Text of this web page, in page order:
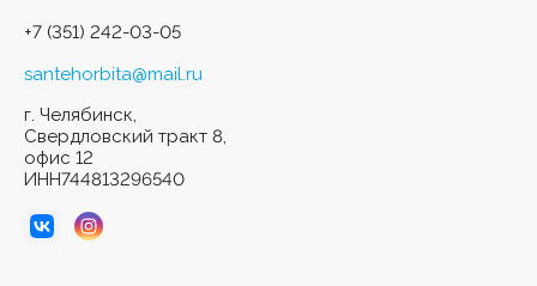
+7 (351) 242-03-05
santehorbita@mail.ru
г. Челябинск,
Свердловский тракт 8,
офис 12
ИНН744813296540